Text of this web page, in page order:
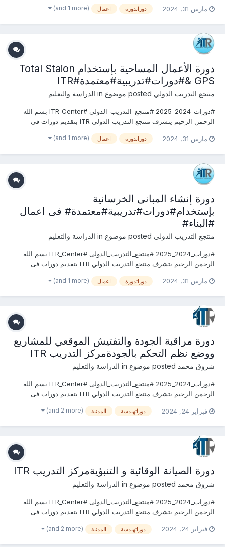
2025 يمكنكم التسجيل او الاستفسارعلى الدورة الان ............................مارس 31, 2024 دوراتدورة اعمال (and 1 more)
دورة الأعمال المساحية بإستخدام Total Staion
& GPS#دورات#تدريبية#معتمدة#ITR
منتجع التدريب الدولي الدراسة والتعليم
#دورات_2024_2025 #منتجع_التدريب_الدولى #ITR_Center بسم الله
الرحمن الرحيم يتشرف منتجع التدريب الدولي ITR بتقديم دورات فى
2025 يمكنكم التسجيل او الاستفسارعلى الدورة الان ............................مارس 31, 2024 دوراتدورة اعمال (and 1 more)
دورة إنشاء المبانى الخرسانية
بإستخدام#دورات#تدريبية#معتمدة# فى اعمال
#البناء#
منتجع التدريب الدولي الدراسة والتعليم
#دورات_2024_2025 #منتجع_التدريب_الدولى #ITR_Center بسم الله
الرحمن الرحيم يتشرف منتجع التدريب الدولي ITR بتقديم دورات فى
2025 يمكنكم التسجيل او الاستفسارعلى الدورة الان ............................مارس 31, 2024 دوراتدورة اعمال (and 1 more)
دورة مراقبة الجودة والتفتيش الموقعي للمشاريع
ووضع نظم التحكم بالجودةمركز التدريب ITR
شروق محمد الدراسة والتعليم
#دورات_2024_2025 #منتجع_التدريب_الدولى #ITR_Center بسم الله
الرحمن الرحيم يتشرف منتجع التدريب الدولي ITR بتقديم دورات فى
&2025 يمكنكم التسجيل او الاستفسارعلى الدورة الان .........................فبراير 24, 2024 دوراتهندسة المدنية (and 2 more)
دورة الصيانة الوقائية و التنبؤيةمركز التدريب ITR
شروق محمد الدراسة والتعليم
#دورات_2024_2025 #منتجع_التدريب_الدولى #ITR_Center بسم الله
الرحمن الرحيم يتشرف منتجع التدريب الدولي ITR بتقديم دورات فى
&2025 يمكنكم التسجيل او الاستفسارعلى الدورة الان .........................فبراير 24, 2024 دوراتهندسة المدنية (and 2 more)